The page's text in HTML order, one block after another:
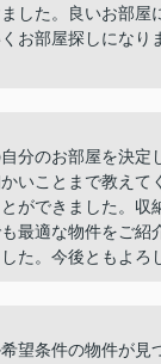
した。良いお部屋
お部屋探しになり
ございました！
分のお部屋を決定
いことまで教えて
ができました。収
最適な物件をご紹
た。今後ともよろ
望条件の物件が見